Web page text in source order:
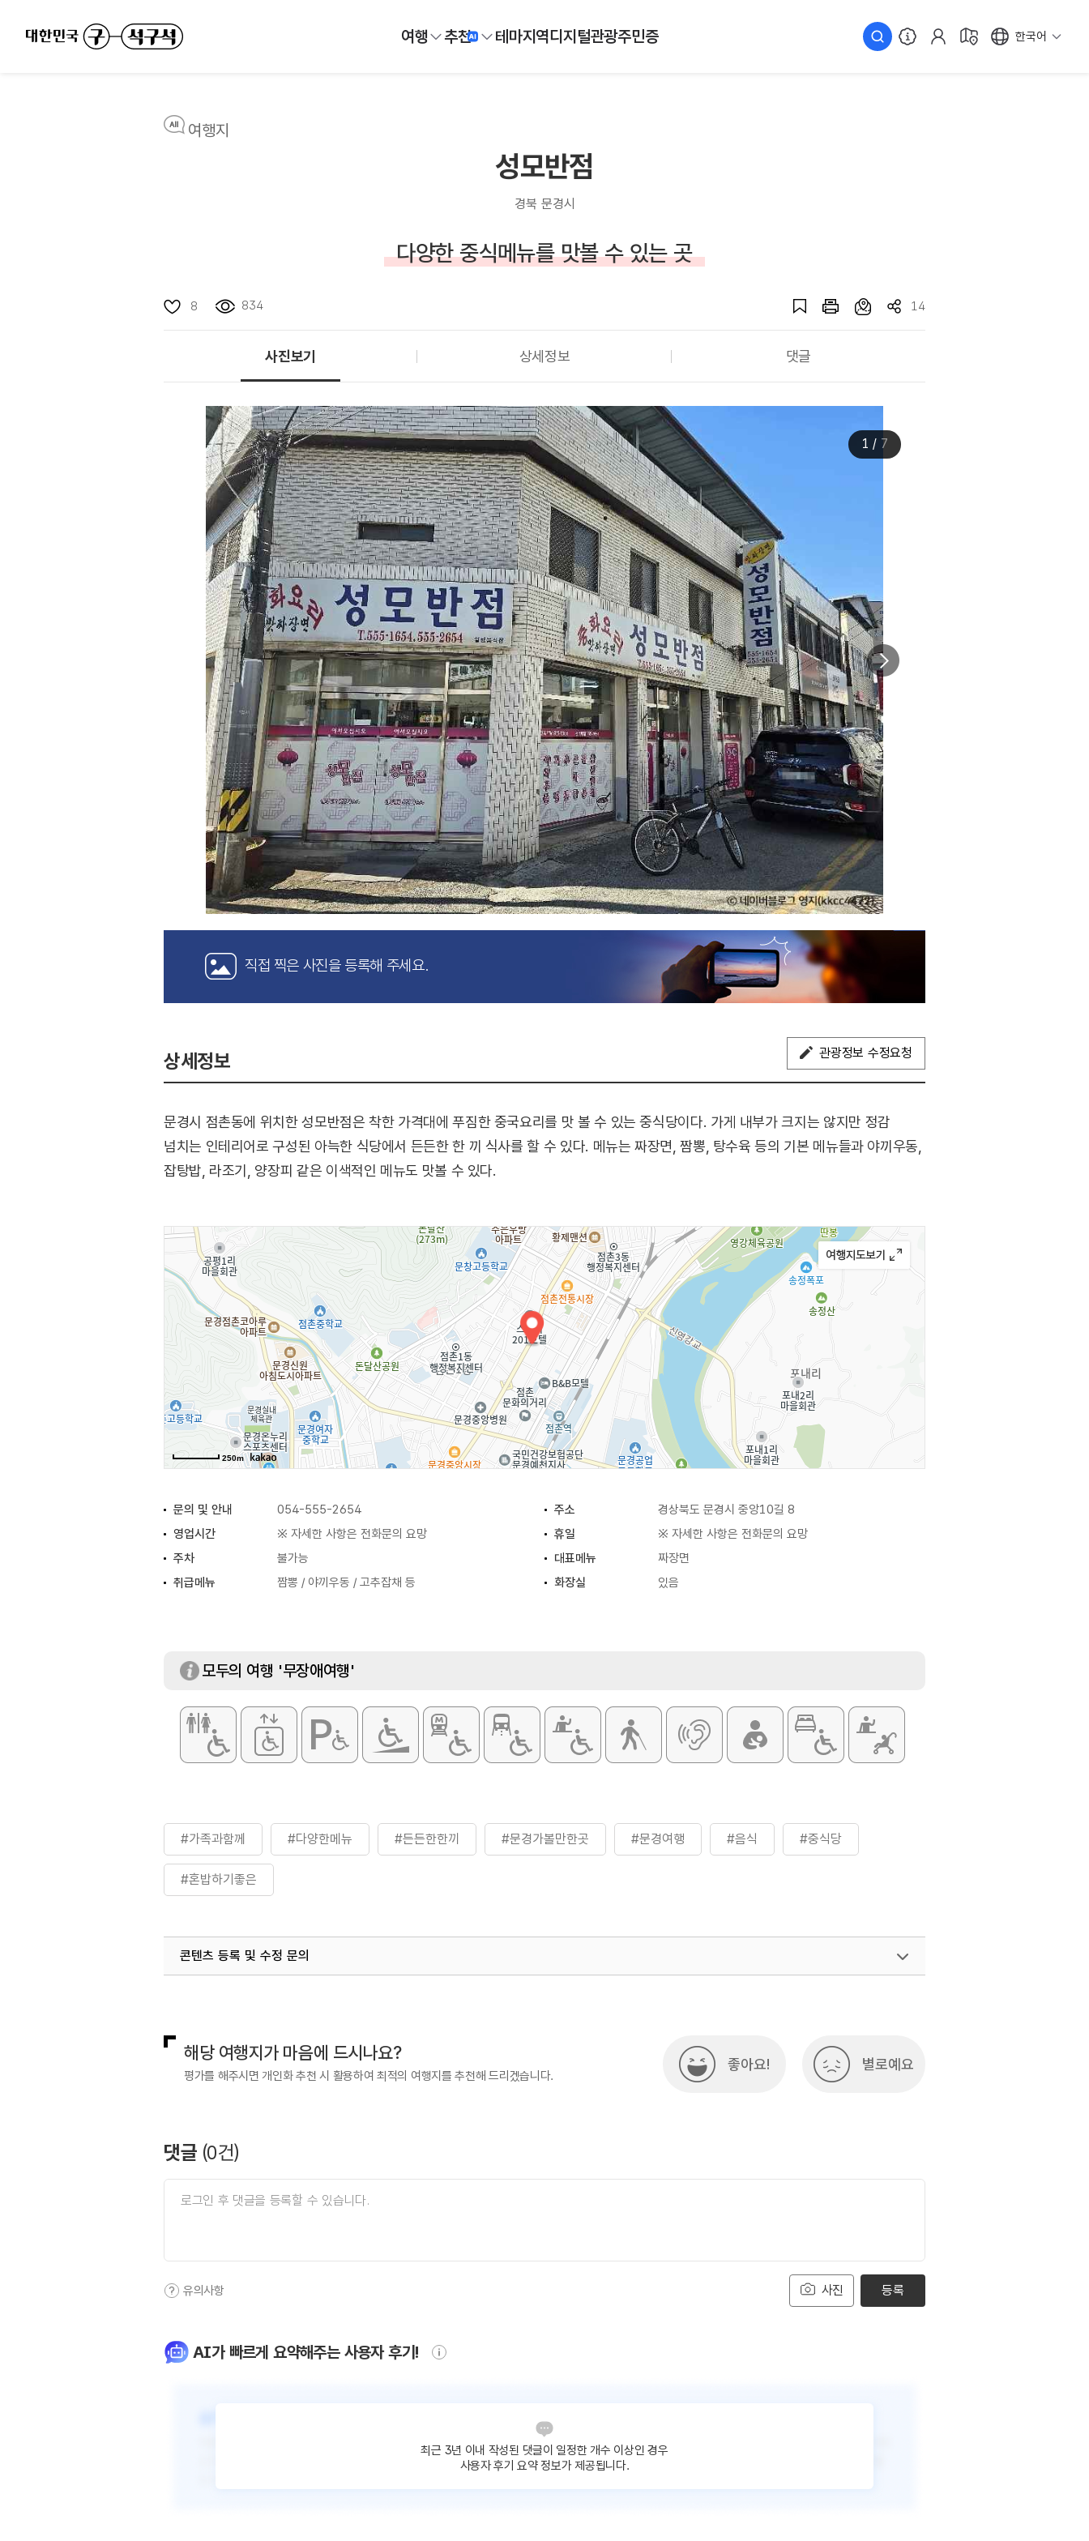
여행 추천 테마지역디지털관광주민증 한국어
여행지
성모반점
경북 문경시
다양한 중식메뉴를 맛볼 수 있는 곳
8 834 14
사진보기 상세정보 댓글
1 / 7
직접 찍은 사진을 등록해 주세요.
상세정보 관광정보 수정요청
문경시 점촌동에 위치한 성모반점은 착한 가격대에 푸짐한 중국요리를 맛 볼 수 있는 중식당이다. 가게 내부가 크지는 않지만 정감
넘치는 인테리어로 구성된 아늑한 식당에서 든든한 한 끼 식사를 할 수 있다. 메뉴는 짜장면, 짬뽕, 탕수육 등의 기본 메뉴들과 야끼우동,
잡탕밥, 라조기, 양장피 같은 이색적인 메뉴도 맛볼 수 있다.
250m
문의 및 안내 054-555-2654 주소
경상북도 문경시 중앙10길 8
영업시간
※ 자세한 사항은 전화문의 요망 휴일
※ 자세한 사항은 전화문의 요망
주차
불가능 대표메뉴
짜장면
취급메뉴
짬뽕 / 야끼우동 / 고추잡채 등 화장실 있음
모두의 여행 '무장애여행'
#가족과함께 #다양한메뉴 #든든한한끼 #문경가볼만한곳 #문경여행 #음식 #중식당
#혼밥하기좋은
콘텐츠 등록 및 수정 문의
해당 여행지가 마음에 드시나요?
평가를 해주시면 개인화 추천 시 활용하여 최적의 여행지를 추천해 드리겠습니다.
좋아요! 별로예요
댓글 (0건)
사진
유의사항 등록
AI가 빠르게 요약해주는 사용자 후기!
최근 3년 이내 작성된 댓글이 일정한 개수 이상인 경우
사용자 후기 요약 정보가 제공됩니다.